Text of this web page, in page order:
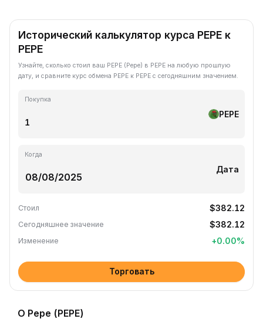
Исторический калькулятор курса PEPE к
PEPE
Узнайте, сколько стоил ваш PEPE (Pepe) в PEPE на любую прошлую
дату, и сравните курс обмена PEPE к PEPE с сегодняшним значением.
Покупка
PEPE
Когда
Дата
Стоил $382.12
Сегодняшнее значение $382.12
Изменение +0.00%
Торговать
О Pepe (PEPE)